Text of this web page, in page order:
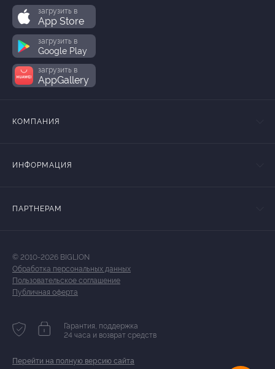
загрузить в
App Store
загрузить в
Google Play
загрузить в
AppGallery
КОМПАНИЯ
ИНФОРМАЦИЯ
ПАРТНЕРАМ
© 2010-2026 BIGLION
Обработка персональных данных
Пользовательское соглашение
Публичная оферта
Гарантия, поддержка
24 часа и возврат средств
Перейти на полную версию сайта